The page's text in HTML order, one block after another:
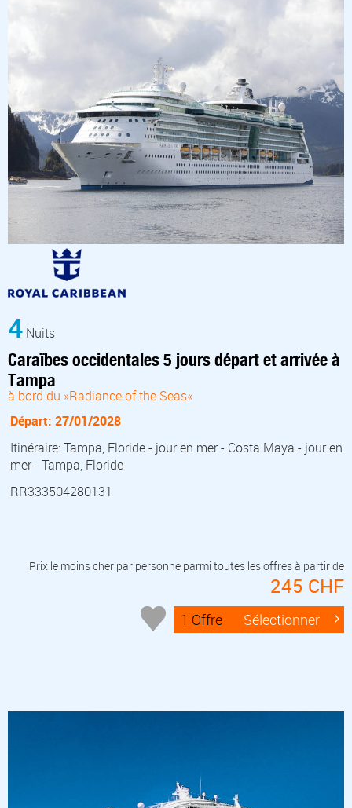
4 Nuits
Caraïbes occidentales 5 jours départ et arrivée à
Tampa
à bord du »Radiance of the Seas«
Départ: 27/01/2028
Itinéraire: Tampa, Floride - jour en mer - Costa Maya - jour en
mer - Tampa, Floride
RR333504280131
Prix le moins cher par personne parmi toutes les offres à partir de
245 CHF
1 Offre Sélectionner